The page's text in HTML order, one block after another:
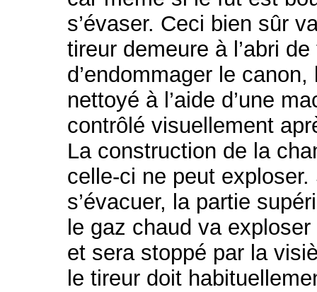
s’évaser. Ceci bien sûr
tireur demeure à l’abri
d’endommager le
nettoyé à l’aide d’une
contrôlé visuellement
La construction de la
celle-ci ne peut
s’évacuer, la partie
le gaz chaud va
et sera stoppé par la
le tireur doit